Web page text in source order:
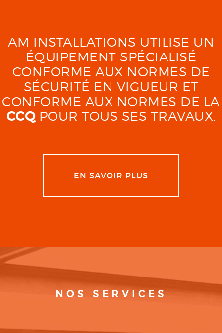
AM INSTALLATIONS UTILISE UN
ÉQUIPEMENT SPÉCIALISÉ
CONFORME AUX NORMES DE
SÉCURITÉ EN VIGUEUR ET
CONFORME AUX NORMES DE LA
CCQPOUR TOUS SES TRAVAUX.
EN SAVOIR PLUS
NOS SERVICES